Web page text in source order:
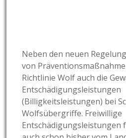
Neben den neuen
von
Richtlinie Wolf auch die
Entschädigungsleistungen
(Billigkeitsleistungen) bei
Wolfsübergriffe. Freiwillige
Entschädigungsleistungen